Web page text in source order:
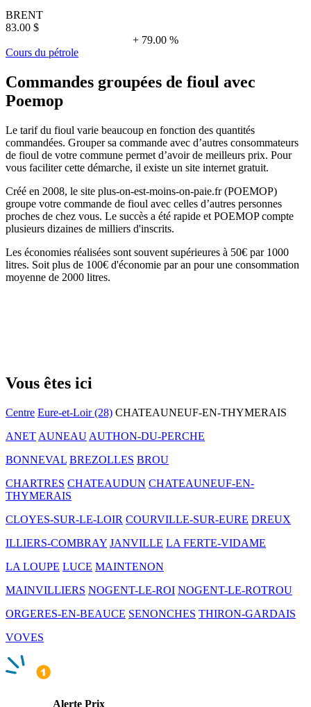
BRENT
83.00 $
+ 79.00 %
Cours du pétrole
Commandes groupées de fioul avec
Poemop
Le tarif du fioul varie beaucoup en fonction des quantités
commandées. Grouper sa commande avec d’autres consommateurs
de fioul de votre commune permet d’avoir de meilleurs prix. Pour
vous faciliter cette démarche, il existe un site internet gratuit.
Créé en 2008, le site plus-on-est-moins-on-paie.fr (POEMOP)
groupe votre commande de fioul avec celles d’autres personnes
proches de chez vous. Le succès a été rapide et POEMOP compte
plusieurs dizaines de milliers d'inscrits.
Les économies réalisées sont souvent supérieures à 50€ par 1000
litres. Soit plus de 100€ d'économie par an pour une consommation
moyenne de 2000 litres.
Vous êtes ici
Centre Eure-et-Loir (28) CHATEAUNEUF-EN-THYMERAIS
ANET AUNEAU AUTHON-DU-PERCHE
BONNEVAL BREZOLLES BROU
CHARTRES CHATEAUDUN CHATEAUNEUF-EN-
THYMERAIS
CLOYES-SUR-LE-LOIR COURVILLE-SUR-EURE DREUX
ILLIERS-COMBRAY JANVILLE LA FERTE-VIDAME
LA LOUPE LUCE MAINTENON
MAINVILLIERS NOGENT-LE-ROI NOGENT-LE-ROTROU
ORGERES-EN-BEAUCE SENONCHES THIRON-GARDAIS
VOVES
Alerte Prix